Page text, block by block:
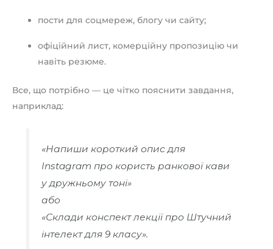
пости для соцмереж, блогу чи сайту;
офіційний лист, комерційну пропозицію чи
навіть резюме.
Все, що потрібно — це чітко пояснити завдання,
наприклад:
«Напиши короткий опис для
Instagram про користь ранкової кави
у дружньому тоні»
або
«Склади конспект лекції про Штучний
інтелект для 9 класу».